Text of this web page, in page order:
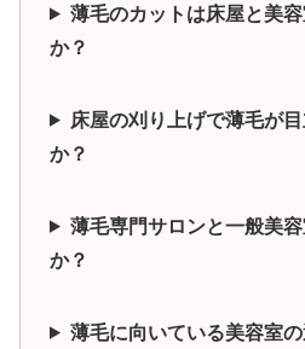
薄毛のカットは床屋と美
か？
床屋の刈り上げで薄毛が
か？
薄毛専門サロンと一般美
か？
薄毛に向いている美容室